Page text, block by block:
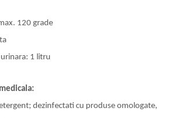
120 grade
1 litru
dezinfectati cu produse omologate,